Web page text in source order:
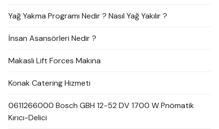
Yağ Yakma Programı Nedir ? Nasıl Yağ Yakılır ?
İnsan Asansörleri Nedir ?
Makaslı Lift Forces Makina
Konak Catering Hizmeti
0611266000 Bosch GBH 12-52 DV 1700 W Pnömatik
Kırıcı-Delici